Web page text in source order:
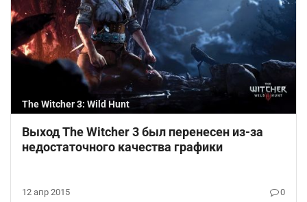
The Witcher 3: Wild Hunt
Выход The Witcher 3 был перенесен из-за
недостаточного качества графики
12 апр 2015 0